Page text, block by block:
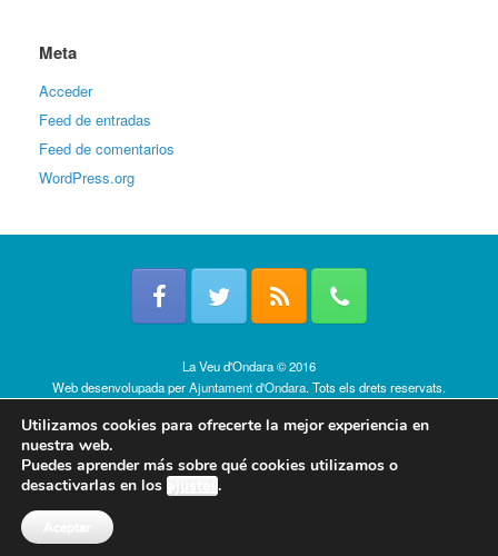
Meta
Acceder
Feed de entradas
Feed de comentarios
WordPress.org
La Veu d'Ondara © 2016
Web desenvolupada perAjuntament d'Ondara. Tots els drets reservats.
Utilizamos cookies para ofrecerte la mejor experiencia en
nuestra web.
Puedes aprender más sobre qué cookies utilizamos o
desactivarlas en los ajustes.